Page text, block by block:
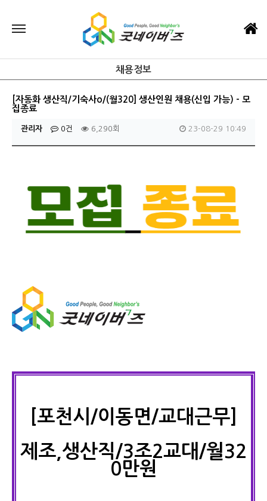
채용정보
[자동화 생산직/기숙사o/(월320] 생산인원 채용(신입 가능) - 모
집종료
관리자 0건 6,290회 23-08-29 10:49
[포천시/이동면/교대근무]
제조,생산직/3조2교대/월32
0만원